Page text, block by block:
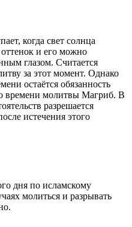
когда свет солнца
и его можно
глазом. Считается
за этот момент. Однако
остаётся обязанность
времени молитвы Магриб. В
разрешается
истечения этого
дня по исламскому
молиться и разрывать